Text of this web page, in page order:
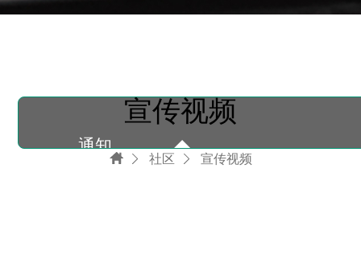
通知
宣传视频
社区 宣传视频